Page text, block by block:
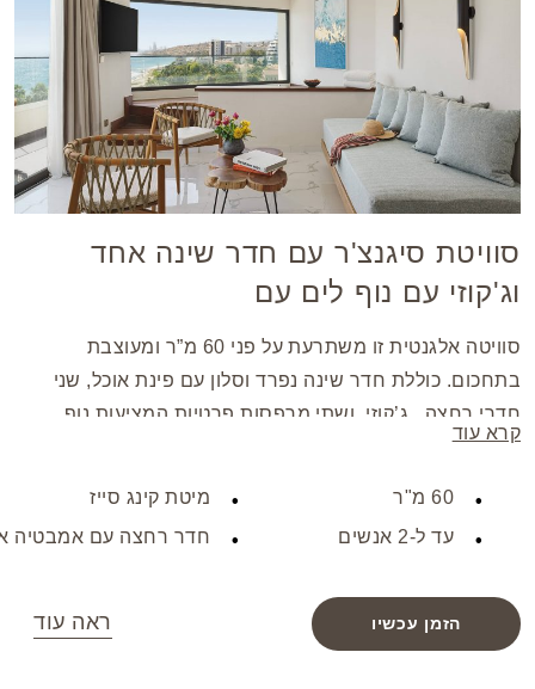
סוויטת סיגנצ'ר עם חדר שינה אחד
וג'קוזי עם נוף לים עם
סוויטה אלגנטית זו משתרעת על פני 60 מ”ר ומעוצבת
בתחכום. כוללת חדר שינה נפרד וסלון עם פינת אוכל, שני
חדרי רחצה , ג’קוזי, ושתי מרפסות פרטיות המציעות נוף
פנורמי של הבריכה והים. הפנים מעוטרות בריהוט עץ אלון
וכספת בגודל לפטופ, המבטיחה שהות נוחה ובלתי נשכחת.
קרא עוד
60 מ"ר
עד ל-2 אנשים
מיטת קינג סייז
חדר רחצה עם אמבטיה
הזמן עכשיו ראה עוד